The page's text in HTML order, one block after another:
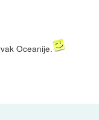
Oceanije.